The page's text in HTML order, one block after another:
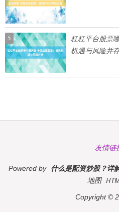
5
杠杠平台股票
机遇与风险并
友情链
Powered by 什么是配资炒股？详
地图
Copyright©